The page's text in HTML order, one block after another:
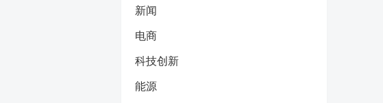
新闻
电商
科技创新
能源